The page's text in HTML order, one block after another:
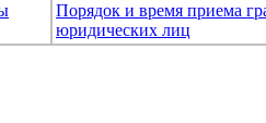
Порядок и время приема
юридических лиц